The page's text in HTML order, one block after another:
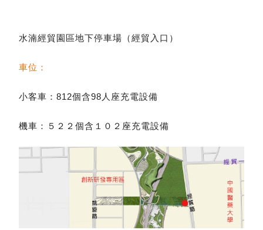
水湳經貿園區地下停車場（經貿入口）
車位：
小客車：812個含98人座充電設備
機車：５２２個含１０２座充電設備